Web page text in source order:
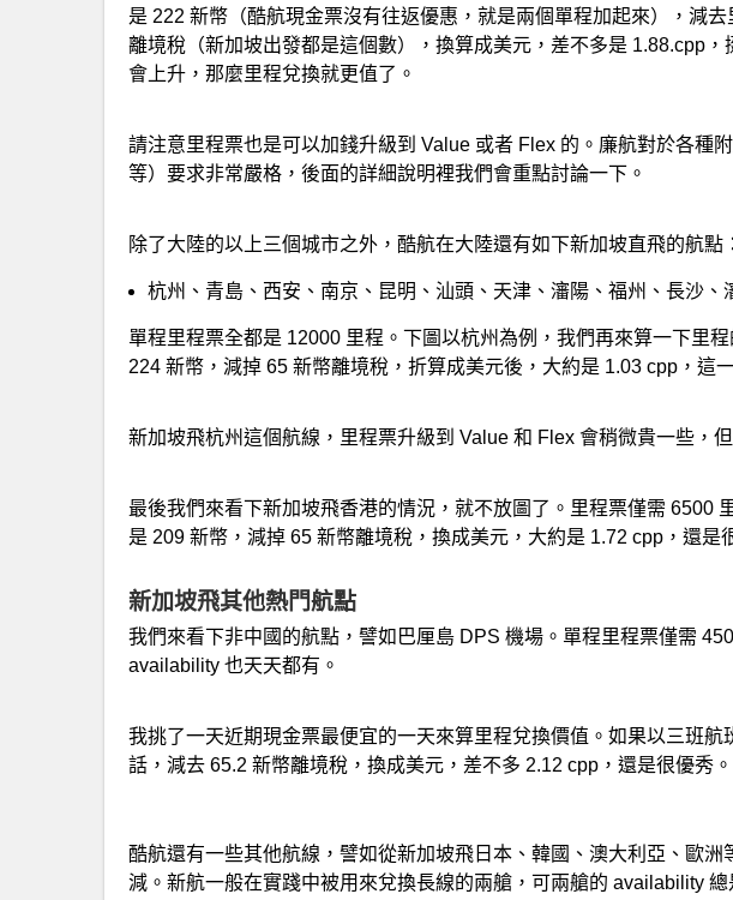
是 222 新幣（酷航現金票沒有往返優惠，就是兩個單程加起來），減
離境稅（新加坡出發都是這個數），換算成美元，差不多是 1.88.cpp
會上升，那麼里程兌換就更值了。
請注意里程票也是可以加錢升級到 Value 或者 Flex 的。廉航對於各種
等）要求非常嚴格，後面的詳細說明裡我們會重點討論一下。
除了大陸的以上三個城市之外，酷航在大陸還有如下新加坡直飛的航點
杭州、青島、西安、南京、昆明、汕頭、天津、瀋陽、福州、長沙、
單程里程票全都是 12000 里程。下圖以杭州為例，我們再來算一下里
224 新幣，減掉 65 新幣離境稅，折算成美元後，大約是 1.03 cpp，這
新加坡飛杭州這個航線，里程票升級到 Value 和 Flex 會稍微貴一些，
最後我們來看下新加坡飛香港的情況，就不放圖了。里程票僅需 6500
是 209 新幣，減掉 65 新幣離境稅，換成美元，大約是 1.72 cpp，還是
新加坡飛其他熱門航點
我們來看下非中國的航點，譬如巴厘島 DPS 機場。單程里程票僅需
availability 也天天都有。
我挑了一天近期現金票最便宜的一天來算里程兌換價值。如果以三班航
話，減去 65.2 新幣離境稅，換成美元，差不多 2.12 cpp，還是很優秀。
酷航還有一些其他航線，譬如從新加坡飛日本、韓國、澳大利亞、歐
減。新航一般在實踐中被用來兌換長線的兩艙，可兩艙的 availability